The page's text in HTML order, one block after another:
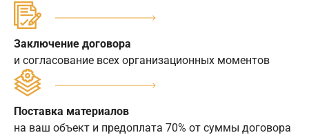
Заключение договора
и согласование всех организационных моментов
Поставка материалов
на ваш объект и предоплата 70% от суммы договора